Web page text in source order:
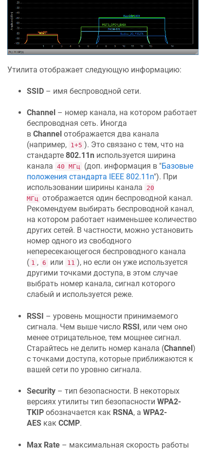
Утилита отображает следующую информацию:
SSID – имя беспроводной сети.
Channel – номер канала, на котором работает
беспроводная сеть. Иногда
в Channel отображается два канала
(например, 1+5 ). Это связано с тем, что на
стандарте 802.11n используется ширина
канала 40 МГц (доп. информация в "Базовые
положения стандарта IEEE 802.11n"). При
использовании ширины канала
20
МГц отображается один беспроводной канал.
Рекомендуем выбирать беспроводной канал,
на котором работает наименьшее количество
других сетей. В частности, можно установить
номер одного из свободного
непересекающегося беспроводного канала
( 1 , 6 или 11 ), но если он уже используется
другими точками доступа, в этом случае
выбрать номер канала, сигнал которого
слабый и используется реже.
RSSI – уровень мощности принимаемого
сигнала. Чем выше число RSSI, или чем оно
менее отрицательное, тем мощнее сигнал.
Старайтесь не делить номер канала (Channel)
с точками доступа, которые приближаются к
вашей сети по уровню сигнала.
Security – тип безопасности. В некоторых
версиях утилиты тип безопасности WPA2-
TKIP обозначается как RSNA, а WPA2-
AES как CCMP.
Max Rate – максимальная скорость работы